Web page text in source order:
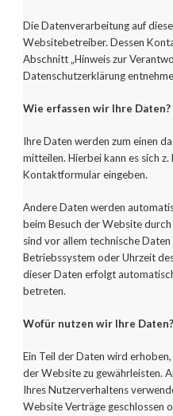
Die Datenverarbeitung auf
Websitebetreiber. Dessen
Abschnitt „Hinweis zur
Datenschutzerklärung
Wie erfassen wir Ihre Daten?
Ihre Daten werden zum einen
mitteilen. Hierbei kann es sich z.
Kontaktformular eingeben.
Andere Daten werden
beim Besuch der Website
sind vor allem technische
Betriebssystem oder Uhrzeit
dieser Daten erfolgt
betreten.
Wofür nutzen wir Ihre Daten?
Ein Teil der Daten wird
der Website zu gewährleisten.
Ihres Nutzerverhaltens
Website Verträge geschlossen